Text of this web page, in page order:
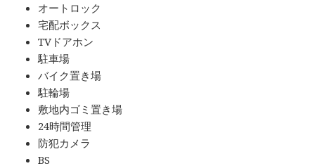
オートロック
宅配ボックス
TVドアホン
駐車場
バイク置き場
駐輪場
敷地内ゴミ置き場
24時間管理
防犯カメラ
BS